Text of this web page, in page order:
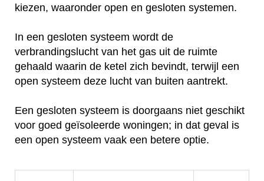
kiezen, waaronder open en gesloten systemen.
In een gesloten systeem wordt de
verbrandingslucht van het gas uit de ruimte
gehaald waarin de ketel zich bevindt, terwijl een
open systeem deze lucht van buiten aantrekt.
Een gesloten systeem is doorgaans niet geschikt
voor goed geïsoleerde woningen; in dat geval is
een open systeem vaak een betere optie.